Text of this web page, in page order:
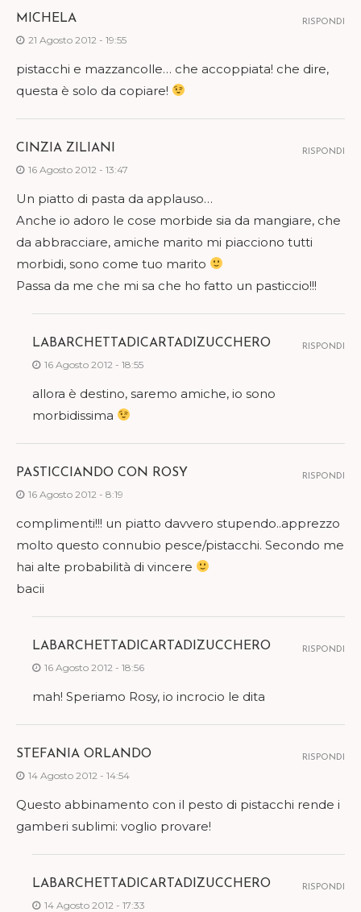
MICHELA
21 Agosto 2012 - 19:55
pistacchi e mazzancolle… che accoppiata! che dire,
questa è solo da copiare!
RISPONDI
CINZIA ZILIANI
16 Agosto 2012 - 13:47
Un piatto di pasta da applauso…
Anche io adoro le cose morbide sia da mangiare, che
da abbracciare, amiche marito mi piacciono tutti
morbidi, sono come tuo marito
Passa da me che mi sa che ho fatto un pasticcio!!!
RISPONDI
LABARCHETTADICARTADIZUCCHERO
16 Agosto 2012 - 18:55
allora è destino, saremo amiche, io sono
morbidissima
RISPONDI
PASTICCIANDO CON ROSY
16 Agosto 2012 - 8:19
complimenti!!! un piatto davvero stupendo..apprezzo
molto questo connubio pesce/pistacchi. Secondo me
hai alte probabilità di vincere
bacii
RISPONDI
LABARCHETTADICARTADIZUCCHERO
16 Agosto 2012 - 18:56
mah! Speriamo Rosy, io incrocio le dita
RISPONDI
STEFANIA ORLANDO
14 Agosto 2012 - 14:54
Questo abbinamento con il pesto di pistacchi rende i
gamberi sublimi: voglio provare!
RISPONDI
LABARCHETTADICARTADIZUCCHERO
14 Agosto 2012 - 17:33
RISPONDI